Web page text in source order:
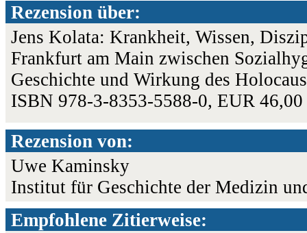
Rezension über:
Jens Kolata: Krankheit, Wissen,
Frankfurt am Main zwischen
Geschichte und Wirkung des
ISBN 978-3-8353-5588-0, EUR 46,00
Rezension von:
Uwe Kaminsky
Institut für Geschichte der Medizin
Empfohlene Zitierweise: